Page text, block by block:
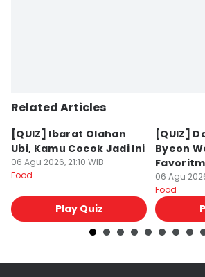
Related Articles
[QUIZ] Ibarat Olahan
Ubi, Kamu Cocok Jadi Ini
06 Agu 2026, 21:10 WIB
Food
Play Quiz
[QUIZ]
Byeon
untukmu
06 Agu
Food